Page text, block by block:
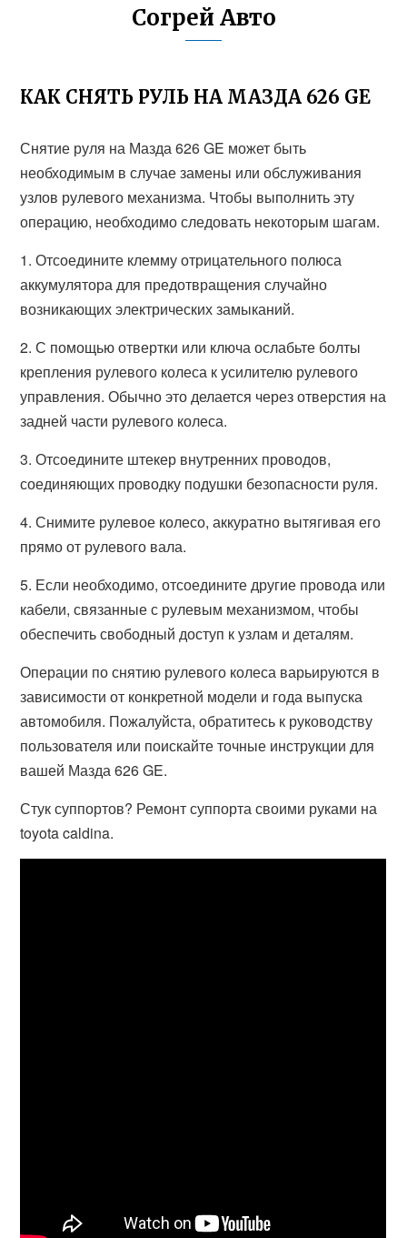
Согрей Авто
КАК СНЯТЬ РУЛЬ НА МАЗДА 626 GE
Снятие руля на Мазда 626 GE может быть
необходимым в случае замены или обслуживания
узлов рулевого механизма. Чтобы выполнить эту
операцию, необходимо следовать некоторым шагам.
1. Отсоедините клемму отрицательного полюса
аккумулятора для предотвращения случайно
возникающих электрических замыканий.
2. С помощью отвертки или ключа ослабьте болты
крепления рулевого колеса к усилителю рулевого
управления. Обычно это делается через отверстия на
задней части рулевого колеса.
3. Отсоедините штекер внутренних проводов,
соединяющих проводку подушки безопасности руля.
4. Снимите рулевое колесо, аккуратно вытягивая его
прямо от рулевого вала.
5. Если необходимо, отсоедините другие провода или
кабели, связанные с рулевым механизмом, чтобы
обеспечить свободный доступ к узлам и деталям.
Операции по снятию рулевого колеса варьируются в
зависимости от конкретной модели и года выпуска
автомобиля. Пожалуйста, обратитесь к руководству
пользователя или поискайте точные инструкции для
вашей Мазда 626 GE.
Стук суппортов? Ремонт суппорта своими руками на
toyota caldina.